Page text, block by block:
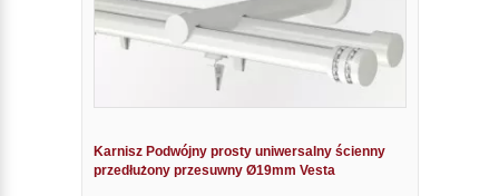
Karnisz Podwójny prosty uniwersalny ścienny
przedłużony przesuwny Ø19mm Vesta